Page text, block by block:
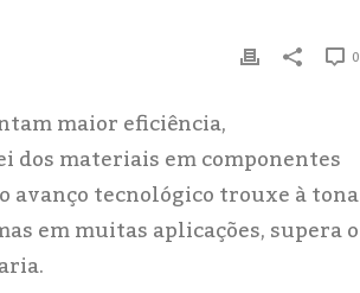
0
maior eficiência,
dos materiais em componentes
avanço tecnológico trouxe à tona
em muitas aplicações, supera o